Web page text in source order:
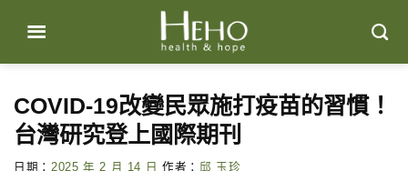
content
COVID-19改變民眾施打疫苗的習慣！
台灣研究登上國際期刊
日期： 2025 年 2 月 14 日 作者： 邱 玉珍